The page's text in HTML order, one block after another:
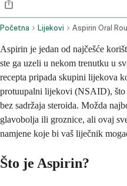
Početna Lijekovi Aspirin Oral
Aspirin je jedan od najčešće
ste ga uzeli u nekom trenutku u
recepta pripada skupini lijekova
protuupalni lijekovi (NSAID), što
bez sadržaja steroida. Možda
glavobolja ili groznice, ali ovaj
namjene koje bi vaš liječnik
Što je Aspirin?